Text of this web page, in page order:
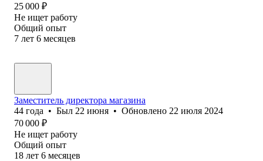
25 000 ₽
Не ищет работу
Общий опыт
7 лет 6 месяцев
Заместитель директора магазина
44 года • Был 22 июня • Обновлено 22 июля 2024
70 000 ₽
Не ищет работу
Общий опыт
18 лет 6 месяцев